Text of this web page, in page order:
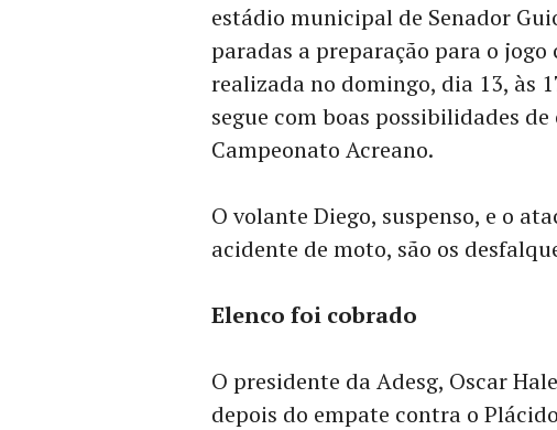
estádio municipal de Senador
paradas a preparação para o
realizada no domingo, dia 13, às
segue com boas possibilidades
Campeonato Acreano.
O volante Diego, suspenso, e o
acidente de moto, são os
Elenco foi cobrado
O presidente da Adesg, Oscar
depois do empate contra o